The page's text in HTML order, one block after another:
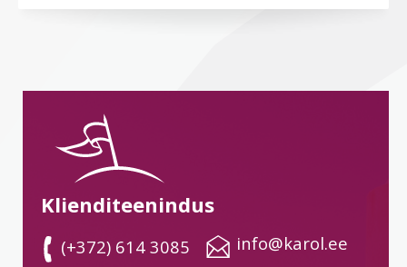
Klienditeenindus
(+372) 614 3085
info@karol.ee